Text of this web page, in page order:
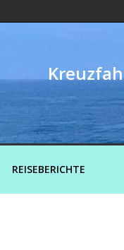
REISEBERICHTE